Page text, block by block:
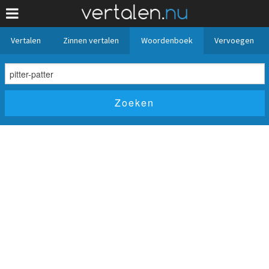
Vertalen Zinnen vertalen Woordenboek Vervoegen